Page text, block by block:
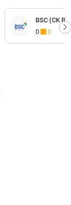
BSC (CK
0
0